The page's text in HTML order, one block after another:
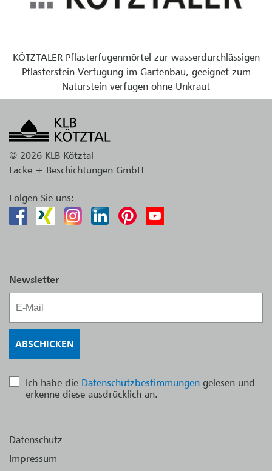
KÖTZTALER Pflasterfugenmörtel zur wasserdurchlässigen
Pflasterstein Verfugung im Gartenbau, geeignet zum
Naturstein verfugen ohne Unkraut
© 2026 KLB Kötztal
Lacke + Beschichtungen GmbH
Folgen Sie uns:
Newsletter
Ich habe die Datenschutzbestimmungen gelesen und
erkenne diese ausdrücklich an.
Datenschutz
Impressum